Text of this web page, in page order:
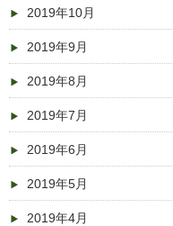
2019年10月
2019年9月
2019年8月
2019年7月
2019年6月
2019年5月
2019年4月